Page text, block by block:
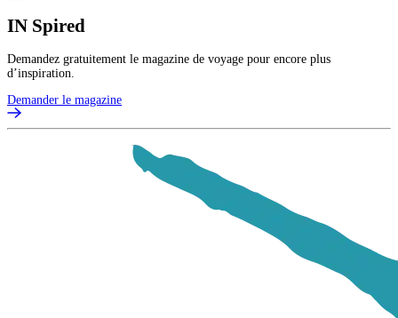
IN Spired
Demandez gratuitement le magazine de voyage pour encore plus
d’inspiration.
Demander le magazine